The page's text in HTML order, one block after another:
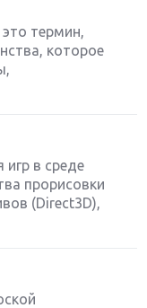
термин,
которое
в среде
прорисовки
(Direct3D),
Microsoft и